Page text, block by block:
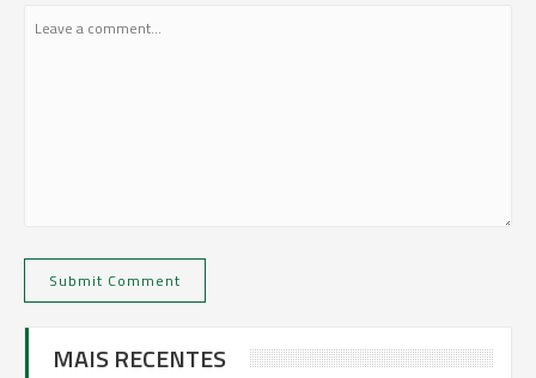
MAIS RECENTES